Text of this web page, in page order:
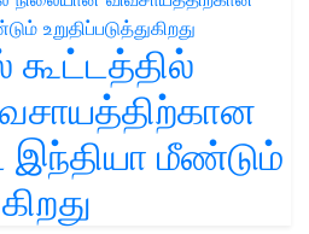
கூட்டத்தில்
இந்தியா மீண்டும்